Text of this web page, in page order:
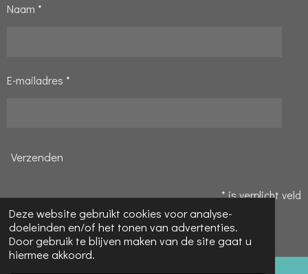
Deze website gebruikt cookies voor analyse-
doeleinden en/of het tonen van advertenties.
Door gebruik te blijven maken van de site gaat u
hiermee akkoord.
Naam *
E-mailadres *
Verzenden
* is verplicht veld
© 2020 - 2026 Pauline's Hobbyparadijs
Powered byJouwWeb